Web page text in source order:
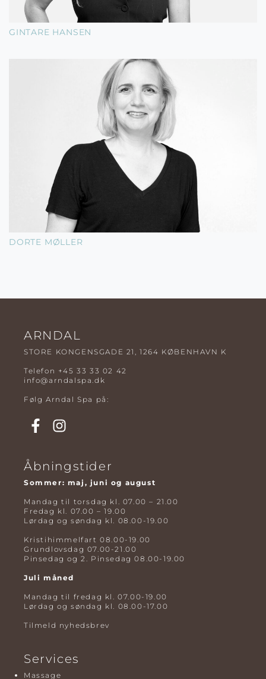
GINTARE HANSEN
DORTE MØLLER
ARNDAL
STORE KONGENSGADE 21, 1264 KØBENHAVN K
Telefon +45 33 33 02 42
info@arndalspa.dk
Følg Arndal Spa på:
Åbningstider
Sommer: maj, juni og august
Mandag til torsdag kl. 07.00 – 21.00
Fredag kl. 07.00 – 19.00
Lørdag og søndag kl. 08.00-19.00
Kristihimmelfart 08.00-19.00
Grundlovsdag 07.00-21.00
Pinsedag og 2. Pinsedag 08.00-19.00
Juli måned
Mandag til fredag kl. 07.00-19.00
Lørdag og søndag kl. 08.00-17.00
Tilmeld nyhedsbrev
Services
Massage